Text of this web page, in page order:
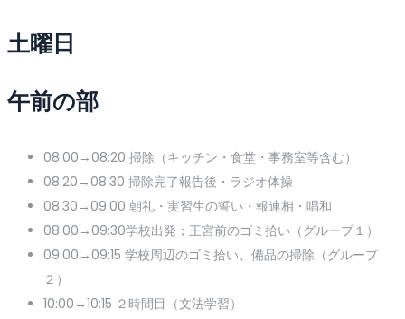
土曜日
午前の部
08:00→08:20 掃除（キッチン・食堂・事務室等含む）
08:20→08:30 掃除完了報告後・ラジオ体操
08:30→09:00 朝礼・実習生の誓い・報連相・唱和
08:00→09:30学校出発；王宮前のゴミ拾い（グループ１）
09:00→09:15 学校周辺のゴミ拾い、備品の掃除（グループ
２）
10:00→10:15 ２時間目（文法学習）